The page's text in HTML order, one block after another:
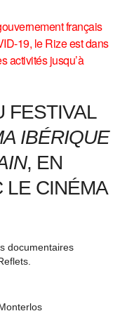
français
19, le Rize est dans
activités jusqu’à
FESTIVAL
IBÉRIQUE
, EN
LE CINÉMA
documentaires